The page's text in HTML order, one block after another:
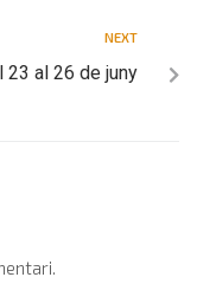
NEXT
23 al 26 de juny